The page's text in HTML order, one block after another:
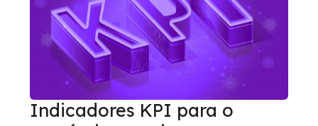
Indicadores KPI para o